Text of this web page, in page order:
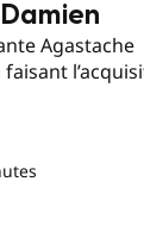
Agastache